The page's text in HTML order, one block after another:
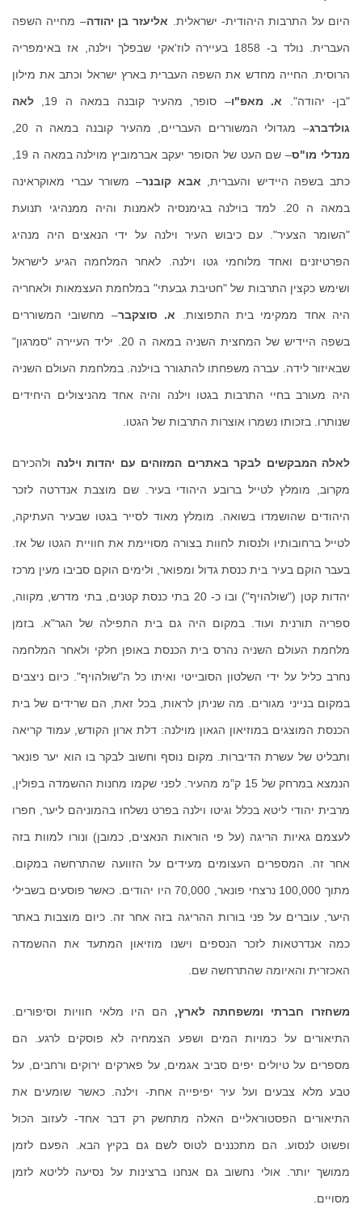
היום על התרבות היהודית- ישראלית. אליעזר בן יהודה– מחייה השפה
העברית. נולד ב- 1858 בעיירה לוז'אקי שבפלך וילנה, אז באימפריה
הרוסית. החייה מחדש את השפה העברית בארץ ישראל וכתב את מילון
"בן- יהודה". א. מאפ"ו– סופר, מהעיר קובנה במאה ה 19, לאה
גולדברג– מגדולי המשוררים העבריים, מהעיר קובנה במאה ה 20,
מנדלי מו"ס
כתב בשפה היידיש והעברית, אבא קובנר– משורר עברי מאוקראינה
במאה ה 20. למד בוילנה בגימנסיה לאמנות והיה ממנהיגי תנועת
"השומר הצעיר". עם כיבוש העיר וילנה על ידי הנאצים היה מנהיג
הפרטיזנים ואחד מלוחמי גטו וילנה. לאחר המלחמה הגיע לישראל
ושימש כקצין התרבות של "חטיבת גבעתי" במלחמת העצמאות ולאחריה
היה אחד ממקימי בית התפוצות. א. סוצקבר– מחשובי המשוררים
בשפה היידיש של המחצית השניה במאה ה 20. יליד העיירה "סמרגון"
שבאיזור לידה. עברה משפחתו להתגורר בוילנה. במלחמת העולם השניה
היה מעורב בחיי התרבות בגטו וילנה והיה אחד מהניצולים היחידים
שנותרו. בזכותו נשמרו אוצרות התרבות של הגטו.
לאלה המבקשים לבקר באתרים המזוהים עם יהדות וילנה ולהכירם
מקרוב, מומלץ לטייל ברובע היהודי בעיר. שם מוצבת אנדרטה לזכר
היהודים שהושמדו בשואה. מומלץ מאוד לסייר בגטו שבעיר העתיקה,
לטייל ברחובותיו ולנסות לחוות בצורה מסויימת את חוויית הגטו של אז.
בעבר הוקם בעיר בית כנסת גדול ומפואר, ולימים הוקם סביבו מעין מרכז
יהדות קטן ("שולהויף") ובו כ- 20 בתי כנסת קטנים, בתי מדרש, מקווה,
ספריה תורנית ועוד. במקום היה גם בית התפילה של הגר"א. בזמן
מלחמת העולם השניה נהרס בית הכנסת באופן חלקי ולאחר המלחמה
נחרב כליל על ידי השלטון הסובייטי ואיתו כל ה"שולהויף". כיום ניצבים
במקום בנייני מגורים. מה שניתן לראות, בכל זאת, הם שרידים של בית
הכנסת המוצגים במוזיאון הגאון מוילנה: דלת ארון הקודש, עמוד קריאה
ותבליט של עשרת הדיברות. מקום נוסף וחשוב לבקר בו הוא יער פונאר
הנמצא במרחק של 15 ק"מ מהעיר. לפני שקמו מחנות ההשמדה בפולין,
מרבית יהודי ליטא בכלל וגיטו וילנה בפרט נשלחו בהמוניהם ליער, חפרו
לעצמם גאיות הריגה (על פי הוראות הנאצים, כמובן) ונורו למוות בזה
אחר זה. המספרים העצומים מעידים על הזוועה שהתרחשה במקום.
מתוך 100,000 נרצחי פונאר, 70,000 היו יהודים. כאשר פוסעים בשבילי
היער, עוברים על פני בורות ההריגה בזה אחר זה. כיום מוצבות באתר
כמה אנדרטאות לזכר הנספים וישנו מוזיאון המתעד את ההשמדה
האכזרית והאיומה שהתרחשה שם.
משחזרו חברתי ומשפחתה לארץ, הם היו מלאי חוויות וסיפורים.
התיאורים על כמויות המים ושפע הצמחיה לא פוסקים לרגע. הם
מספרים על טיולים יפים סביב אגמים, על פארקים ירוקים ורחבים, על
טבע מלא צבעים ועל עיר יפיפייה אחת- וילנה. כאשר שומעים את
התיאורים הפסטוראליים האלה מתחשק רק דבר אחד- לעזוב הכול
ופשוט לנסוע. הם מתכננים לטוס לשם גם בקיץ הבא. הפעם לזמן
ממושך יותר. אולי נחשוב גם אנחנו ברצינות על נסיעה לליטא לזמן
מסויים.